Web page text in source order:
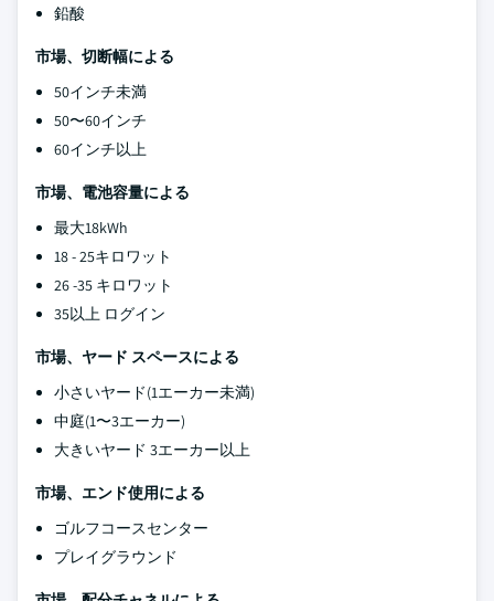
鉛酸
市場、切断幅による
50インチ未満
50〜60インチ
60インチ以上
市場、電池容量による
最大18kWh
18 - 25キロワット
26 -35 キロワット
35以上 ログイン
市場、ヤード スペースによる
小さいヤード(1エーカー未満)
中庭(1〜3エーカー)
大きいヤード 3エーカー以上
市場、エンド使用による
ゴルフコースセンター
プレイグラウンド